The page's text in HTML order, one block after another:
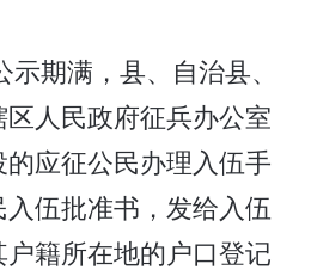
期满，县、自治县、
人民政府征兵办公室
应征公民办理入伍手
伍批准书，发给入伍
籍所在地的户口登记